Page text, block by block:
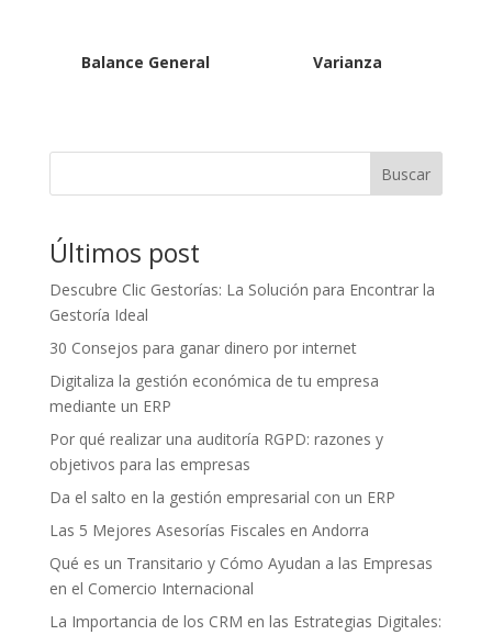
Balance General Varianza
Buscar
Últimos post
Descubre Clic Gestorías: La Solución para Encontrar la
Gestoría Ideal
30 Consejos para ganar dinero por internet
Digitaliza la gestión económica de tu empresa
mediante un ERP
Por qué realizar una auditoría RGPD: razones y
objetivos para las empresas
Da el salto en la gestión empresarial con un ERP
Las 5 Mejores Asesorías Fiscales en Andorra
Qué es un Transitario y Cómo Ayudan a las Empresas
en el Comercio Internacional
La Importancia de los CRM en las Estrategias Digitales: